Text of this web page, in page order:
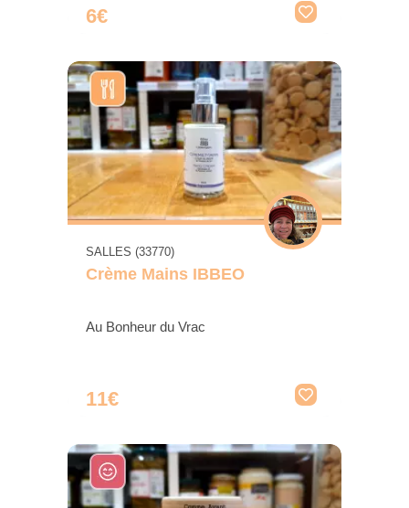
6€
SALLES (33770)
Crème Mains IBBEO
Au Bonheur du Vrac
11€